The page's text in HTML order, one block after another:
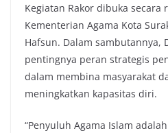
Kegiatan Rakor dibuka secara
Kementerian Agama Kota
Hafsun. Dalam sambutannya,
pentingnya peran strategis
dalam membina masyarakat
meningkatkan kapasitas diri.
“Penyuluh Agama Islam